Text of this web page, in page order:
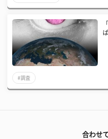
#調査
合わせ